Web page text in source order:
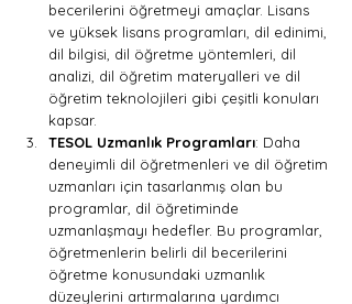
becerilerini öğretmeyi amaçlar. Lisans
ve yüksek lisans programları, dil edinimi,
dil bilgisi, dil öğretme yöntemleri, dil
analizi, dil öğretim materyalleri ve dil
öğretim teknolojileri gibi çeşitli konuları
kapsar.
TESOL Uzmanlık Programları: Daha
deneyimli dil öğretmenleri ve dil öğretim
uzmanları için tasarlanmış olan bu
programlar, dil öğretiminde
uzmanlaşmayı hedefler. Bu programlar,
öğretmenlerin belirli dil becerilerini
öğretme konusundaki uzmanlık
düzeylerini artırmalarına yardımcı